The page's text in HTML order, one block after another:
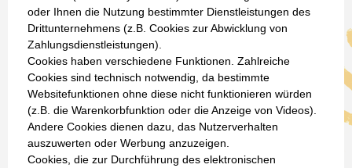
oder Ihnen die Nutzung bestimmter Dienstleistungen des
Drittunternehmens (z.B. Cookies zur Abwicklung von
Zahlungsdienstleistungen).
Cookies haben verschiedene Funktionen. Zahlreiche
Cookies sind technisch notwendig, da bestimmte
Websitefunktionen ohne diese nicht funktionieren würden
(z.B. die Warenkorbfunktion oder die Anzeige von Videos).
Andere Cookies dienen dazu, das Nutzerverhalten
auszuwerten oder Werbung anzuzeigen.
Cookies, die zur Durchführung des elektronischen